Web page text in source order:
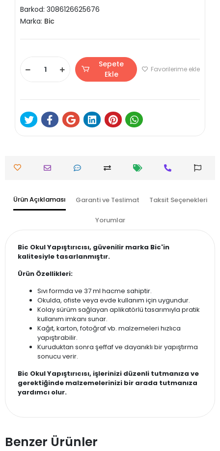
Barkod: 3086126625676
Marka: Bic
Sepete
Ekle
Favorilerime ekle
Ürün Açıklaması Garanti ve Teslimat Taksit Seçenekleri
Yorumlar
Bic Okul Yapıştırıcısı, güvenilir marka Bic'in
kalitesiyle tasarlanmıştır.
Ürün Özellikleri:
Sıvı formda ve 37 ml hacme sahiptir.
Okulda, ofiste veya evde kullanım için uygundur.
Kolay sürüm sağlayan aplikatörlü tasarımıyla pratik
kullanım imkanı sunar.
Kağıt, karton, fotoğraf vb. malzemeleri hızlıca
yapıştırabilir.
Kuruduktan sonra şeffaf ve dayanıklı bir yapıştırma
sonucu verir.
Bic Okul Yapıştırıcısı, işlerinizi düzenli tutmanıza ve
gerektiğinde malzemelerinizi bir arada tutmanıza
yardımcı olur.
Benzer Ürünler